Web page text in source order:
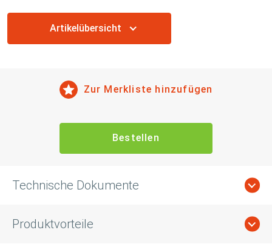
Artikelübersicht
Zur Merkliste hinzufügen
Bestellen
Technische Dokumente
Produktvorteile